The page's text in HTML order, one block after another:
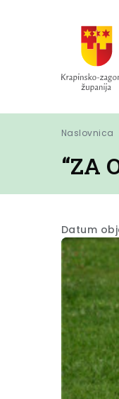
Naslovnica
“ZA
Datum